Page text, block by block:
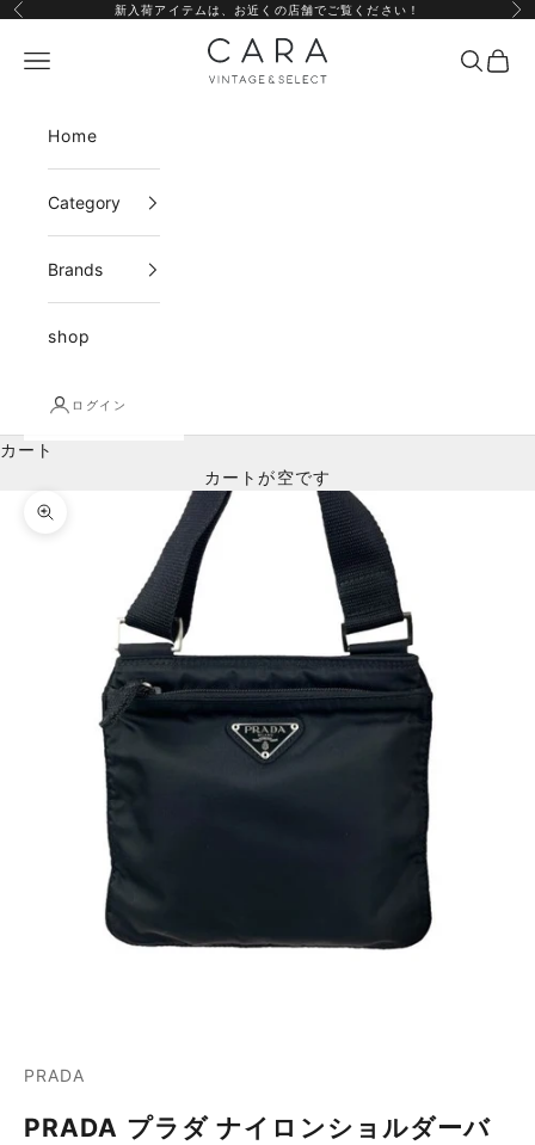
コンテンツへスキップ
前へ 新入荷アイテムは、 お近くの店舗でご覧ください！ 次
CARA vintage&select
メニュー 検索カー
Home
Category
Brands
shop
ログイン
カート
カートが空です
ズームイン
PRADA
PRADA プラダ ナイロンショルダーバ